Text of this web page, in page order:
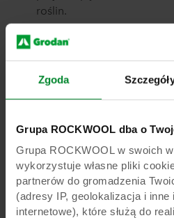
Zgoda
Grupa ROCKWOOL dba o
Grupa ROCKWOOL w swoich
wykorzystuje własne pliki
partnerów do gromadzenia
(adresy IP, geolokalizacja i inne
internetowe), które służą do
roślin.
Ta cecha znalazła się w
powodów organizacyjnych
tydzień wysokość
średnice pędu mierzymy,
ubiegłotygodniowym
praca, a dwie cechy
można mówić o krzyżowej
przyrost” siły wzrostu roślin.